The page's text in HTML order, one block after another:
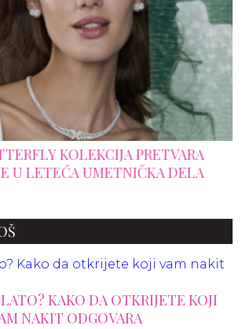
KOLEKCIJA PRETVARA
U LETEĆA UMETNIČKA DELA
KAKO DA OTKRIJETE KOJI
NAKIT ODGOVARA